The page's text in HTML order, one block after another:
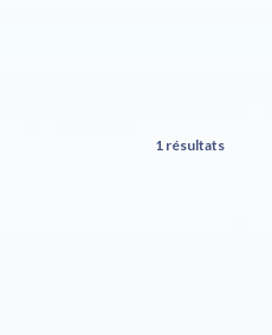
1 résultats